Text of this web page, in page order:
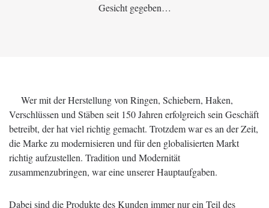
Gesicht gegeben…
Wer mit der Herstellung von Ringen, Schiebern, Haken,
Verschlüssen und Stäben seit 150 Jahren erfolgreich sein Geschäft
betreibt, der hat viel richtig gemacht. Trotzdem war es an der Zeit,
die Marke zu modernisieren und für den globalisierten Markt
richtig aufzustellen. Tradition und Modernität
zusammenzubringen, war eine unserer Hauptaufgaben.
Dabei sind die Produkte des Kunden immer nur ein Teil des